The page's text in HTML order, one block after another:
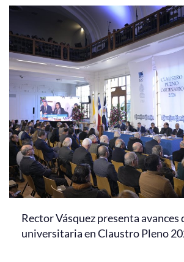
Rector Vásquez presenta avances
universitaria en Claustro Pleno